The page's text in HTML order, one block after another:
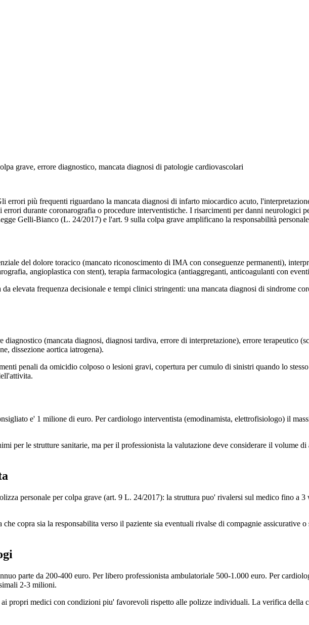
grave, errore diagnostico, mancata diagnosi di patologie cardiovascolari
errori più frequenti riguardano la mancata diagnosi di infarto miocardico acuto,
durante coronarografia o procedure interventistiche. I risarcimenti per danni neurologici
Gelli-Bianco (L. 24/2017) e l'art. 9 sulla colpa grave amplificano la responsabilità
del dolore toracico (mancato riconoscimento di IMA con conseguenze permanenti),
angioplastica con stent), terapia farmacologica (antiaggreganti, anticoagulanti con
elevata frequenza decisionale e tempi clinici stringenti: una mancata diagnosi di sindrome
(mancata diagnosi, diagnosi tardiva, errore di interpretazione), errore terapeutico
dissezione aortica iatrogena).
penali da omicidio colposo o lesioni gravi, copertura per cumulo di sinistri quando lo
e' 1 milione di euro. Per cardiologo interventista (emodinamista, elettrofisiologo) il
per le strutture sanitarie, ma per il professionista la valutazione deve considerare il volume
personale per colpa grave (art. 9 L. 24/2017): la struttura puo' rivalersi sul medico fino a
copra sia la responsabilita verso il paziente sia eventuali rivalse di compagnie assicurative
parte da 200-400 euro. Per libero professionista ambulatoriale 500-1.000 euro. Per
2-3 milioni.
propri medici con condizioni piu' favorevoli rispetto alle polizze individuali. La verifica della